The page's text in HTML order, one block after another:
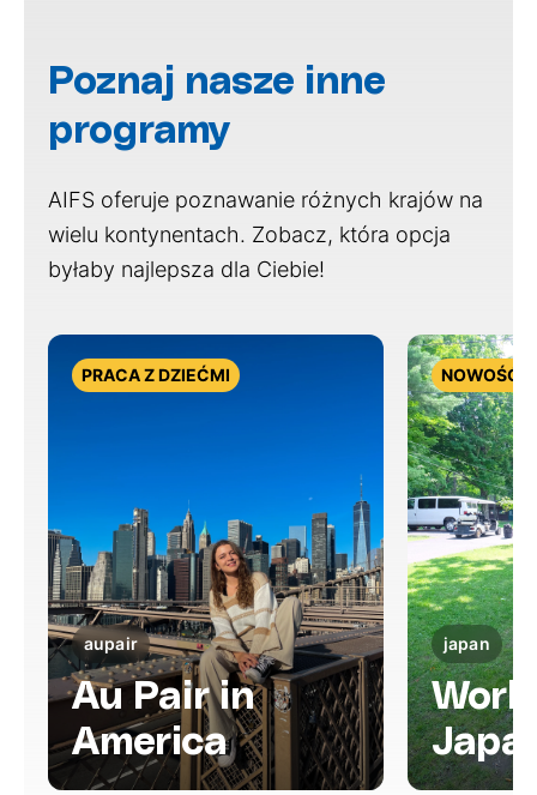
Poznaj nasze inne
programy
AIFS oferuje poznawanie różnych krajów na
wielu kontynentach. Zobacz, która opcja
byłaby najlepsza dla Ciebie!
PRACA Z DZIEĆMI
aupair
Au Pair in
America
NOWOŚĆ
japan
Work